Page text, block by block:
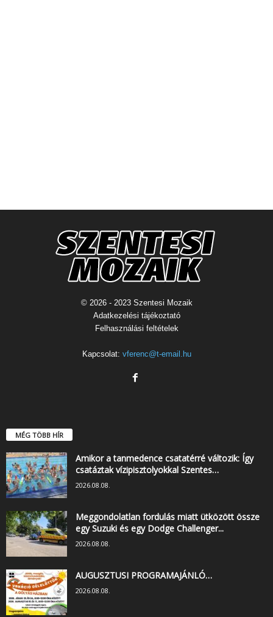
© 2026 - 2023 Szentesi Mozaik
Adatkezelési tájékoztató
Felhasználási feltételek
Kapcsolat: vferenc@t-email.hu
MÉG TÖBB HÍR
Amikor a tanmedence csatatérré változik: Így
csatáztak vízipisztolyokkal Szentes…
2026.08.08.
Meggondolatlan fordulás miatt ütközött össze
egy Suzuki és egy Dodge Challenger...
2026.08.08.
AUGUSZTUSI PROGRAMAJÁNLÓ…
2026.08.08.